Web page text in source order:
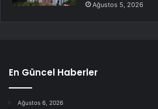
Ağustos 5, 2026
En Güncel Haberler
Ağustos 6, 2026